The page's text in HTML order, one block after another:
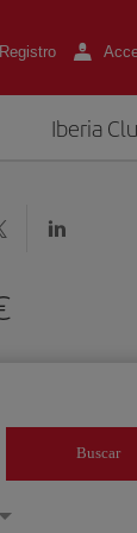
Registro
Iberia
Buscar